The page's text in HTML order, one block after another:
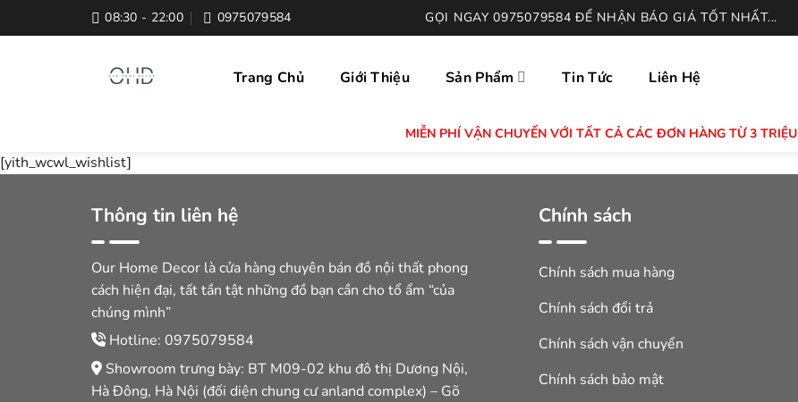
to
08:30 - 22:00 0975079584 GỌI NGAY 0975079584 ĐỂ NHẬN BÁO GIÁ TỐT NHẤT...
Trang Chủ Giới Thiệu Sản Phẩm Tin Tức Liên Hệ
MIỄN PHÍ VẬN CHUYỂN VỚI TẤT CẢ CÁC ĐƠN HÀNG TỪ 3 TRIỆU
[yith_wcwl_wishlist]
Thông tin liên hệ
Our Home Decor là cửa hàng chuyên bán đồ nội thất phong
cách hiện đại, tất tần tật những đồ bạn cần cho tổ ẩm “của
chúng mình”
Hotline: 0975079584
Showroom trưng bày: BT M09-02 khu đô thị Dương Nội,
Hà Đông, Hà Nội (đối diện chung cư anland complex) – Gõ
Chính sách
Chính sách mua hàng
Chính sách đổi trả
Chính sách vận chuyển
Chính sách bảo mật